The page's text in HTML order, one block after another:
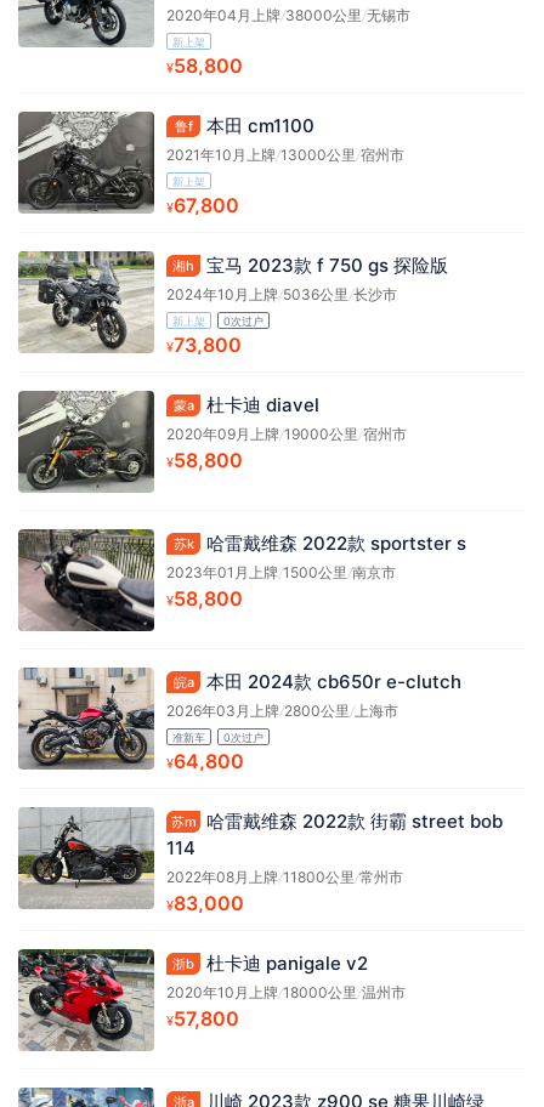
2020年04月上牌/38000公里/无锡市
新上架
¥58,800
鲁f 本田 cm1100
2021年10月上牌/13000公里/宿州市
新上架
¥67,800
湘h 宝马 2023款 f 750 gs 探险版
2024年10月上牌/5036公里/长沙市
新上架 0次过户
¥73,800
蒙a 杜卡迪 diavel
2020年09月上牌/19000公里/宿州市
¥58,800
苏k 哈雷戴维森 2022款 sportster s
2023年01月上牌/1500公里/南京市
¥58,800
皖a 本田 2024款 cb650r e-clutch
2026年03月上牌/2800公里/上海市
准新车 0次过户
¥64,800
苏m
哈雷戴维森 2022款 街霸 street bob
114
2022年08月上牌/11800公里/常州市
¥83,000
浙b 杜卡迪 panigale v2
2020年10月上牌/18000公里/温州市
¥57,800
浙a 川崎 2023款 z900 se 糖果川崎绿